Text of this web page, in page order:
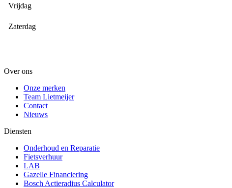
Vrijdag
Zaterdag
Over ons
Onze merken
Team Lietmeijer
Contact
Nieuws
Diensten
Onderhoud en Reparatie
Fietsverhuur
LAB
Gazelle Financiering
Bosch Actieradius Calculator